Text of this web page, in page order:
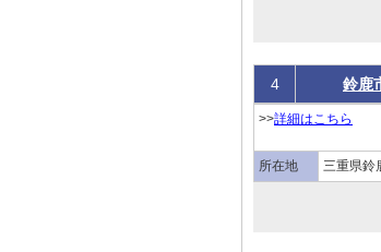
4 鈴鹿
>>詳細はこちら
所在地 三重県鈴